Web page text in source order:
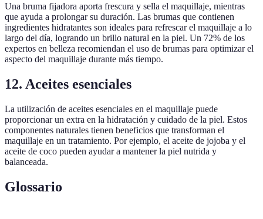
Una bruma fijadora aporta frescura y sella el maquillaje, mientras
que ayuda a prolongar su duración. Las brumas que contienen
ingredientes hidratantes son ideales para refrescar el maquillaje a lo
largo del día, logrando un brillo natural en la piel. Un 72% de los
expertos en belleza recomiendan el uso de brumas para optimizar el
aspecto del maquillaje durante más tiempo.
12. Aceites esenciales
La utilización de aceites esenciales en el maquillaje puede
proporcionar un extra en la hidratación y cuidado de la piel. Estos
componentes naturales tienen beneficios que transforman el
maquillaje en un tratamiento. Por ejemplo, el aceite de jojoba y el
aceite de coco pueden ayudar a mantener la piel nutrida y
balanceada.
Glossario